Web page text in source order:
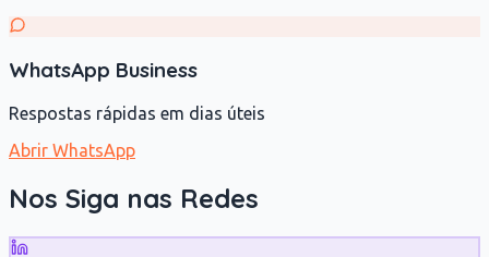
WhatsApp Business
Respostas rápidas em dias úteis
Abrir WhatsApp
Nos Siga nas Redes